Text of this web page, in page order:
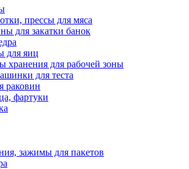
прессы для мяса
для закатки банок
для яиц
хранения для рабочей зоны
для теста
раковин
фартуки
зажимы для пакетов